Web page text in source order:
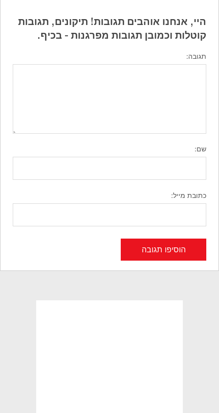
היי, אנחנו אוהבים תגובות! תיקונים, תגובות
קוטלות וכמובן תגובות מפרגנות - בכיף.
תגובה:
שם:
כתובת מייל: